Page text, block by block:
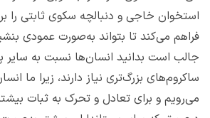
استخوان خاجی و دنبالچه سکوی ثابتی را
فراهم می‌کند تا بتواند به‌صورت عمودی
جالب است بدانید انسان‌ها نسبت به سایر
ساکروم‌های بزرگ‌تری نیاز دارند، زیرا ما
می‌رویم و برای تعادل و تحرک به ثبات